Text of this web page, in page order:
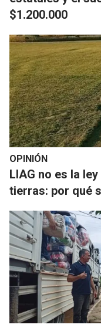
$1.200.000
OPINIÓN
LIAG no es la
tierras: por qué